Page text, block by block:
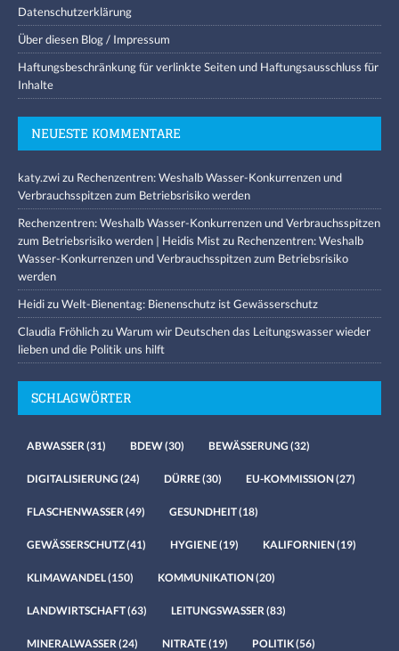
Datenschutzerklärung
Über diesen Blog / Impressum
Haftungsbeschränkung für verlinkte Seiten und Haftungsausschluss für
Inhalte
NEUESTE KOMMENTARE
katy.zwizu Rechenzentren: Weshalb Wasser-Konkurrenzen und
Verbrauchsspitzen zum Betriebsrisiko werden
Rechenzentren: Weshalb Wasser-Konkurrenzen und Verbrauchsspitzen
zum Betriebsrisiko werden | Heidis Mistzu Rechenzentren: Weshalb
Wasser-Konkurrenzen und Verbrauchsspitzen zum Betriebsrisiko
werden
HeidizuWelt-Bienentag: Bienenschutz ist Gewässerschutz
Claudia FröhlichzuWarum wir Deutschen das Leitungswasser wieder
lieben und die Politik uns hilft
SCHLAGWÖRTER
ABWASSER (31) BDEW(30) BEWÄSSERUNG (32)
DIGITALISIERUNG (24) DÜRRE(30) EU-KOMMISSION(27)
FLASCHENWASSER (49) GESUNDHEIT(18)
GEWÄSSERSCHUTZ(41) HYGIENE(19) KALIFORNIEN(19)
KLIMAWANDEL(150) KOMMUNIKATION(20)
LANDWIRTSCHAFT(63) LEITUNGSWASSER (83)
MINERALWASSER (24) NITRATE(19) POLITIK(56)